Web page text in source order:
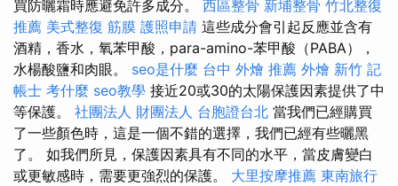
買防曬霜時應避免許多成分。 西區整骨 新埔整骨 竹北整復
推薦 美式整復 筋膜 護照申請 這些成分會引起反應並含有
酒精，香水，氧苯甲酸，para-amino-苯甲酸（PABA），
水楊酸鹽和肉眼。 seo是什麼 台中 外燴 推薦 外燴 新竹 記
帳士 考什麼 seo教學 接近20或30的太陽保護因素提供了中
等保護。 社團法人 財團法人 台胞證台北 當我們已經購買
了一些顏色時，這是一個不錯的選擇，我們已經有些曬黑
了。 如我們所見，保護因素具有不同的水平，當皮膚變白
或更敏感時，需要更強烈的保護。 大里按摩推薦 東南旅行